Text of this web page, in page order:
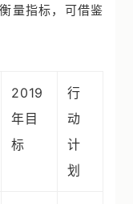
量指标，可借鉴
2019
年目
标
行
动
计
划